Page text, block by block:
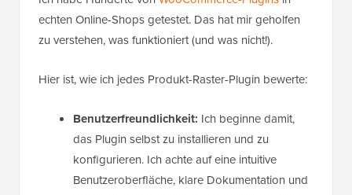
echten Online-Shops getestet. Das hat mir geholfen
zu verstehen, was funktioniert (und was nicht!).
Hier ist, wie ich jedes Produkt-Raster-Plugin bewerte:
Benutzerfreundlichkeit: Ich beginne damit,
das Plugin selbst zu installieren und zu
konfigurieren. Ich achte auf eine intuitive
Benutzeroberfläche, klare Dokumentation und